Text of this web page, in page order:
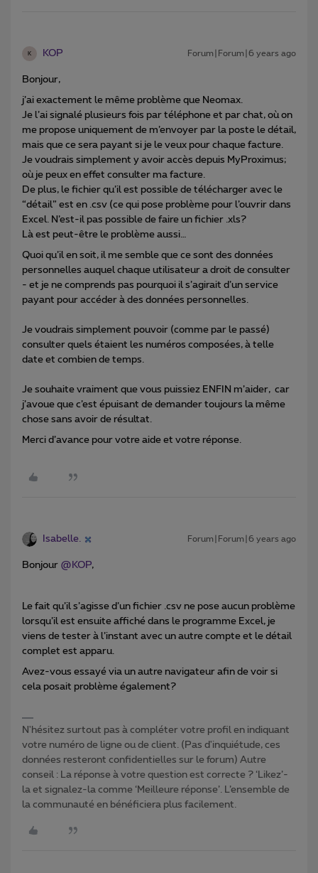
K KOP Forum|Forum|6 years ago
Bonjour,
j’ai exactement le même problème que Neomax.
Je l’ai signalé plusieurs fois par téléphone et par chat, où on
me propose uniquement de m’envoyer par la poste le détail,
mais que ce sera payant si je le veux pour chaque facture.
Je voudrais simplement y avoir accès depuis MyProximus;
où je peux en effet consulter ma facture.
De plus, le fichier qu’il est possible de télécharger avec le
“détail” est en .csv (ce qui pose problème pour l’ouvrir dans
Excel. N’est-il pas possible de faire un fichier .xls?
Là est peut-être le problème aussi…
Quoi qu’il en soit, il me semble que ce sont des données
personnelles auquel chaque utilisateur a droit de consulter
- et je ne comprends pas pourquoi il s’agirait d’un service
payant pour accéder à des données personnelles.
Je voudrais simplement pouvoir (comme par le passé)
consulter quels étaient les numéros composées, à telle
date et combien de temps.
Je souhaite vraiment que vous puissiez ENFIN m’aider, car
j’avoue que c’est épuisant de demander toujours la même
chose sans avoir de résultat.
Merci d’avance pour votre aide et votre réponse.
Isabelle. Forum|Forum|6 years ago
Bonjour @KOP,
Le fait qu’il s’agisse d’un fichier .csv ne pose aucun problème
lorsqu’il est ensuite affiché dans le programme Excel, je
viens de tester à l’instant avec un autre compte et le détail
complet est apparu.
Avez-vous essayé via un autre navigateur afin de voir si
cela posait problème également?
N'hésitez surtout pas à compléter votre profil en indiquant
votre numéro de ligne ou de client. (Pas d'inquiétude, ces
données resteront confidentielles sur le forum) Autre
conseil : La réponse à votre question est correcte ? ‘Likez’-
la et signalez-la comme ‘Meilleure réponse’. L’ensemble de
la communauté en bénéficiera plus facilement.